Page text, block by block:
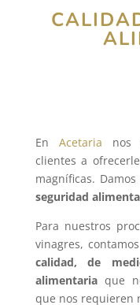
EnAcetaria nos
clientes a
magníficas.
seguridad
Para nuestros
vinagres,
calidad, de
alimentariaque
que nos requieren